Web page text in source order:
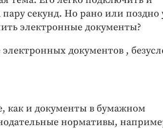
секунд. Но рано или поздно
электронные документы?
документов ,
как и документы в бумажном
нормативы,